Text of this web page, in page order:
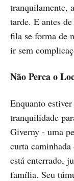
tranquilamente,
tarde. E antes
fila se forma de
ir sem
Não Perca o
Enquanto
tranquilidade
Giverny - uma
curta
está enterrado,
família. Seu